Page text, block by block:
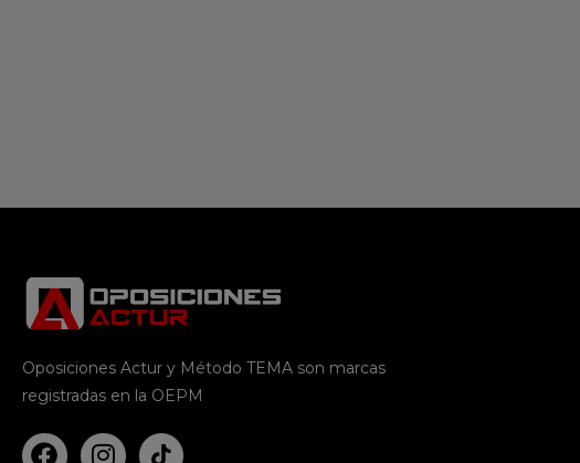
Oposiciones Actur y Método TEMA son marcas
registradas en la OEPM